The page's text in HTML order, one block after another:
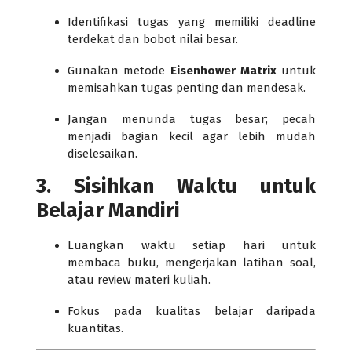
Identifikasi tugas yang memiliki deadline
terdekat dan bobot nilai besar.
Gunakan metode Eisenhower Matrixuntuk
memisahkan tugas penting dan mendesak.
Jangan menunda tugas besar; pecah
menjadi bagian kecil agar lebih mudah
diselesaikan.
3. Sisihkan Waktu untuk
Belajar Mandiri
Luangkan waktu setiap hari untuk
membaca buku, mengerjakan latihan soal,
atau review materi kuliah.
Fokus pada kualitas belajar daripada
kuantitas.